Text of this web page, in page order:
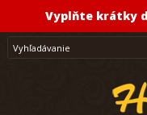
Vyplňte krátky